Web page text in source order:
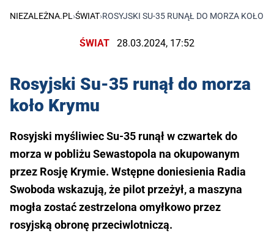
NIEZALEŻNA.PL ›ŚWIAT›ROSYJSKI SU-35 RUNĄŁ DO MORZA KOŁO
ŚWIAT 28.03.2024, 17:52
Rosyjski Su-35 runął do morza
koło Krymu
Rosyjski myśliwiec Su-35 runął w czwartek do
morza w pobliżu Sewastopola na okupowanym
przez Rosję Krymie. Wstępne doniesienia Radia
Swoboda wskazują, że pilot przeżył, a maszyna
mogła zostać zestrzelona omyłkowo przez
rosyjską obronę przeciwlotniczą.